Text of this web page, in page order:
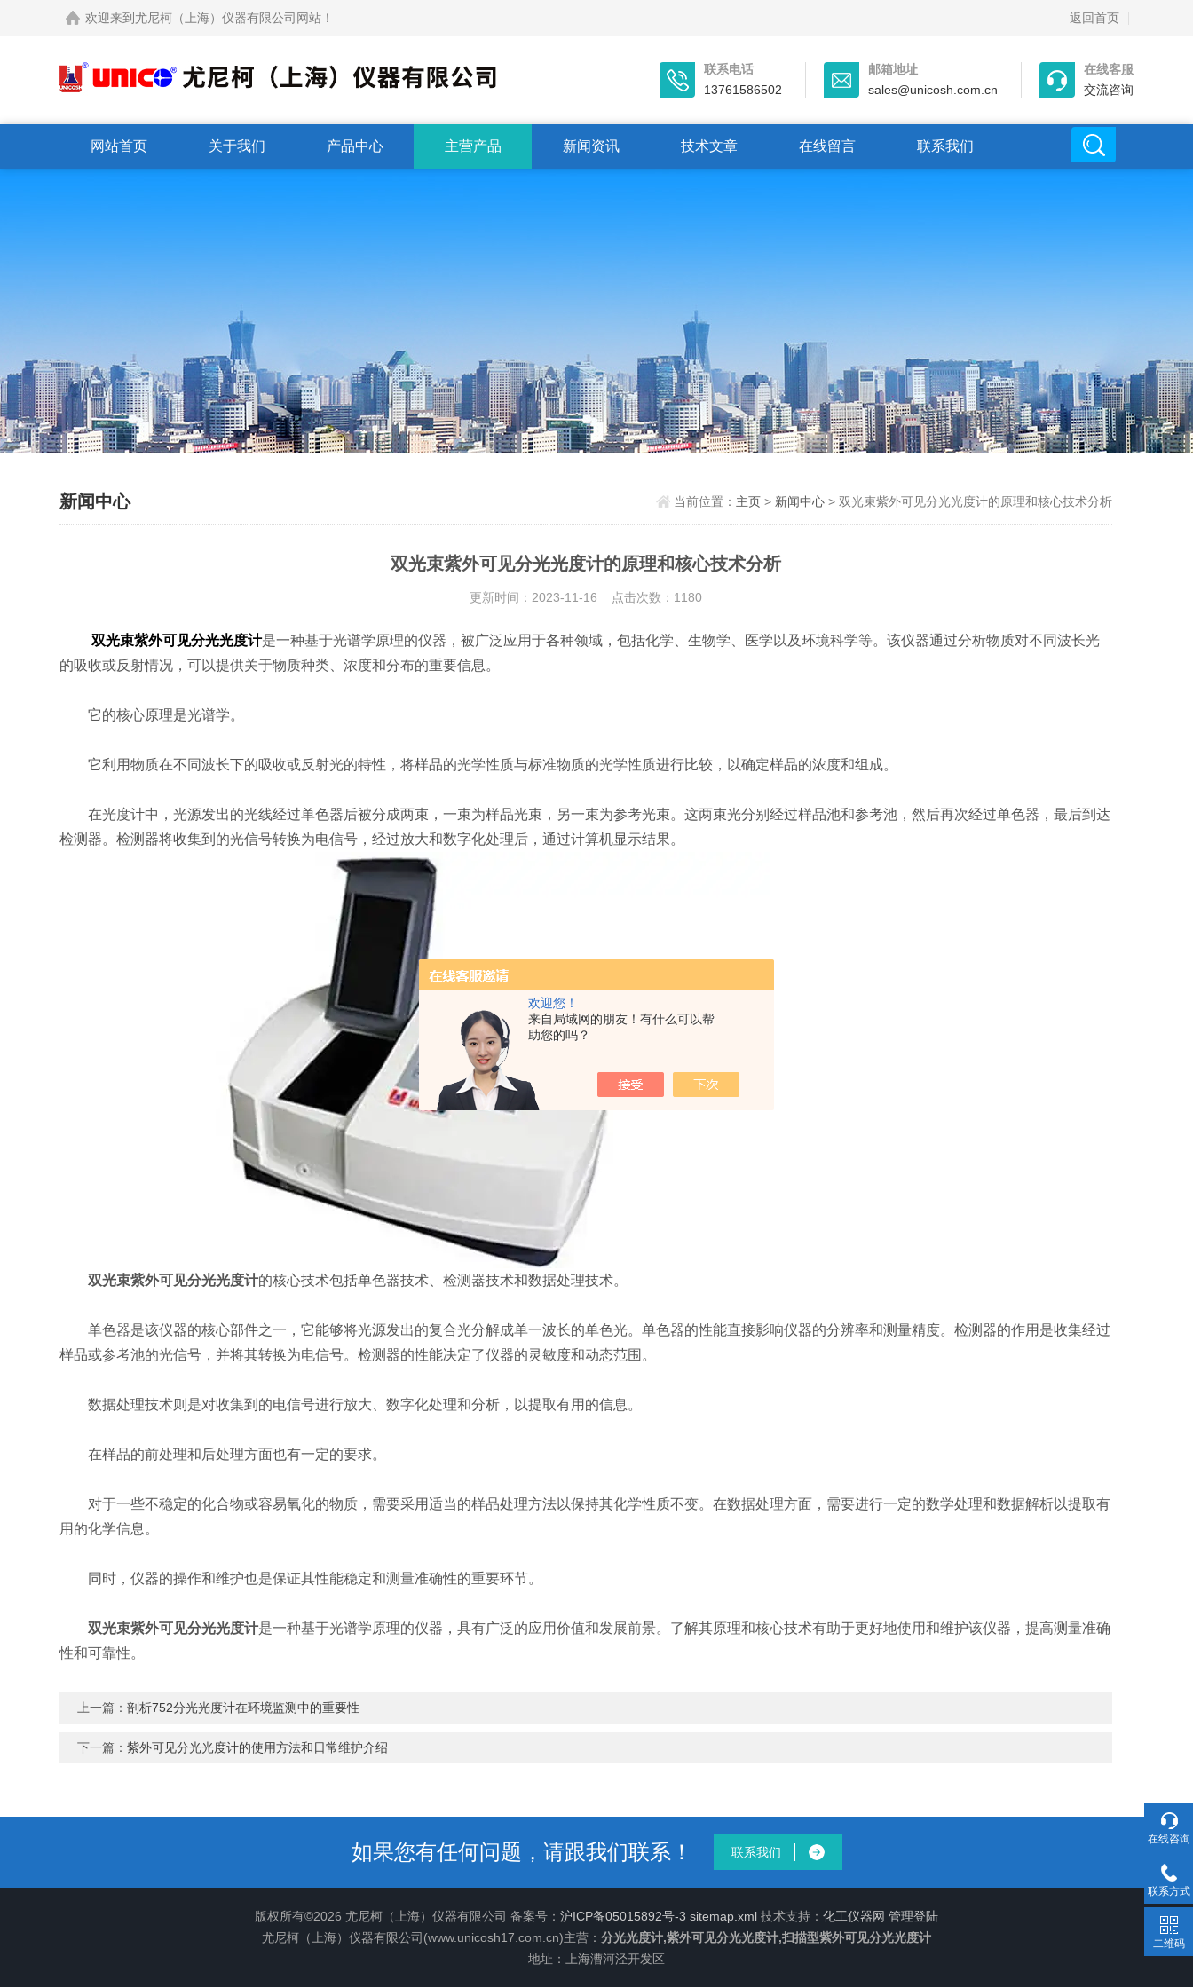
欢迎您！
来自局域网的朋友！有什么可以帮
助您的吗？
欢迎来到尤尼柯（上海）仪器有限公司网站！ 返回首页
联系电话
13761586502
邮箱地址
sales@unicosh.com.cn
在线客服
交流咨询
网站首页 关于我们 产品中心 主营产品 新闻资讯 技术文章 在线留言 联系我们
新闻中心 当前位置： 主页> 新闻中心> 双光束紫外可见分光光度计的原理和核心技术分析
双光束紫外可见分光光度计的原理和核心技术分析
更新时间：2023-11-16 点击次数：1180
双光束紫外可见分光光度计是一种基于光谱学原理的仪器，被广泛应用于各种领域，包括化学、生物学、医学以及环境科学等。该仪器通过分析物质对不同波长光
的吸收或反射情况，可以提供关于物质种类、浓度和分布的重要信息。
它的核心原理是光谱学。
它利用物质在不同波长下的吸收或反射光的特性，将样品的光学性质与标准物质的光学性质进行比较，以确定样品的浓度和组成。
在光度计中，光源发出的光线经过单色器后被分成两束，一束为样品光束，另一束为参考光束。这两束光分别经过样品池和参考池，然后再次经过单色器，最后到达
检测器。检测器将收集到的光信号转换为电信号，经过放大和数字化处理后，通过计算机显示结果。
双光束紫外可见分光光度计的核心技术包括单色器技术、检测器技术和数据处理技术。
单色器是该仪器的核心部件之一，它能够将光源发出的复合光分解成单一波长的单色光。单色器的性能直接影响仪器的分辨率和测量精度。检测器的作用是收集经过
样品或参考池的光信号，并将其转换为电信号。检测器的性能决定了仪器的灵敏度和动态范围。
数据处理技术则是对收集到的电信号进行放大、数字化处理和分析，以提取有用的信息。
在样品的前处理和后处理方面也有一定的要求。
对于一些不稳定的化合物或容易氧化的物质，需要采用适当的样品处理方法以保持其化学性质不变。在数据处理方面，需要进行一定的数学处理和数据解析以提取有
用的化学信息。
同时，仪器的操作和维护也是保证其性能稳定和测量准确性的重要环节。
双光束紫外可见分光光度计是一种基于光谱学原理的仪器，具有广泛的应用价值和发展前景。了解其原理和核心技术有助于更好地使用和维护该仪器，提高测量准确
性和可靠性。
上一篇：剖析752分光光度计在环境监测中的重要性
下一篇：紫外可见分光光度计的使用方法和日常维护介绍
如果您有任何问题，请跟我们联系！ 联系我们
版权所有©2026 尤尼柯（上海）仪器有限公司 备案号： 沪ICP备05015892号-3 sitemap.xml 技术支持： 化工仪器网 管理登陆
尤尼柯（上海）仪器有限公司(www.unicosh17.com.cn)主营： 分光光度计,紫外可见分光光度计,扫描型紫外可见分光光度计
地址：上海漕河泾开发区
在线咨询
联系方式
二维码